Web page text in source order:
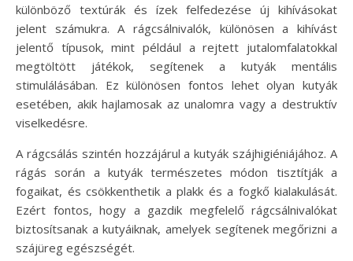
különböző textúrák és ízek felfedezése új kihívásokat
jelent számukra. A rágcsálnivalók, különösen a kihívást
jelentő típusok, mint például a rejtett jutalomfalatokkal
megtöltött játékok, segítenek a kutyák mentális
stimulálásában. Ez különösen fontos lehet olyan kutyák
esetében, akik hajlamosak az unalomra vagy a destruktív
viselkedésre.
A rágcsálás szintén hozzájárul a kutyák szájhigiéniájához. A
rágás során a kutyák természetes módon tisztítják a
fogaikat, és csökkenthetik a plakk és a fogkő kialakulását.
Ezért fontos, hogy a gazdik megfelelő rágcsálnivalókat
biztosítsanak a kutyáiknak, amelyek segítenek megőrizni a
szájüreg egészségét.